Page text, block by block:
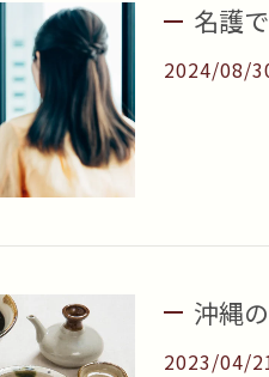
名護
2024/08/
沖縄
2023/04/